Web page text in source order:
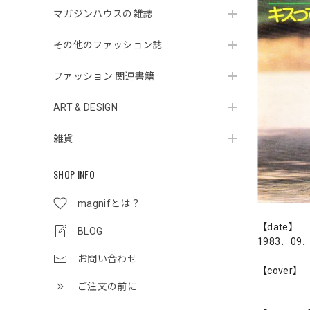
マガジンハウスの雑誌
その他のファッション誌
ファッション 関連書籍
ART & DESIGN
雑貨
SHOP INFO
magnifとは？
BLOG
お問い合わせ
ご注文の前に
【date】
1983．09
【cover】